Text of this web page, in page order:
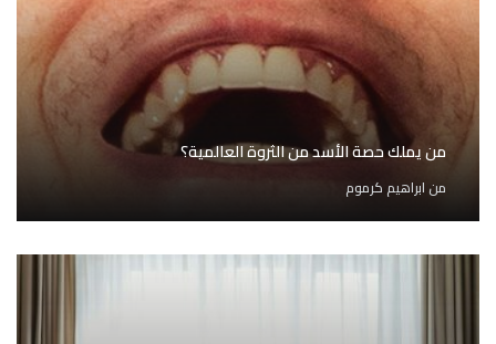
من يملك حصة الأسد من الثروة العالمية؟
من ابراهيم كرموم